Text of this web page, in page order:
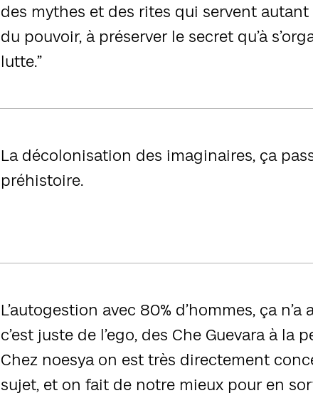
des mythes et des rites qui servent autant
du pouvoir, à préserver le secret qu’à
lutte.”
La décolonisation des imaginaires, ça
préhistoire.
L’autogestion avec 80% d’hommes, ça n’a
c’est juste de l’ego, des Che Guevara à la
Chez noesya on est très directement
sujet, et on fait de notre mieux pour en